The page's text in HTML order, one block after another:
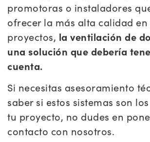
promotoras o instaladores
ofrecer la más alta calidad en
proyectos, la ventilación de
una solución que debería
cuenta.
Si necesitas asesoramiento
saber si estos sistemas son
tu proyecto, no dudes en
contacto con nosotros.